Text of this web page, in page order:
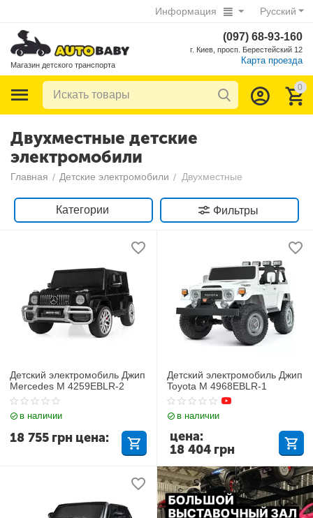
Русский
Информация
Магазин детского транспорта
(097) 68-93-160
г. Киев, просп. Берестейский 12
Карта проезда
0
Двухместные детские
электромобили
Главная / Детские электромобили / Двухместные
Категории Фильтры
Детский электромобиль Джип
Mercedes M 4259EBLR-2
в наличии
18 755 грн цена:
Детский электромобиль Джип
Toyota M 4968EBLR-1
в наличии
18 404 грн
цена: